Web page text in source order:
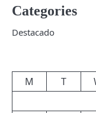
Categories
Destacado
M
T